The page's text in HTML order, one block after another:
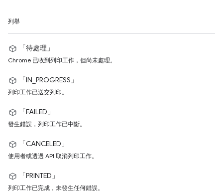
列舉
「待處理」
Chrome 已收到列印工作，但尚未處理。
「IN_PROGRESS」
列印工作已送交列印。
「FAILED」
發生錯誤，列印工作已中斷。
「CANCELED」
使用者或透過 API 取消列印工作。
「PRINTED」
列印工作已完成，未發生任何錯誤。